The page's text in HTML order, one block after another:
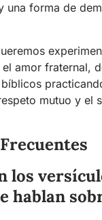
una forma de
amor fraternal,
mutuo y el
los
hablan